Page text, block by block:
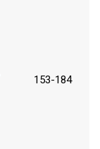
153-184